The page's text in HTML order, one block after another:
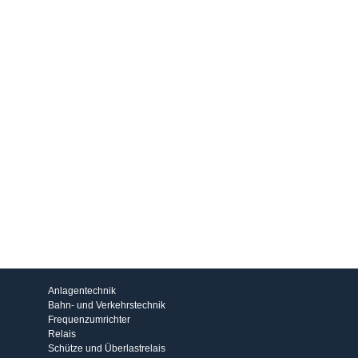
Anlagentechnik
Bahn- und Verkehrstechnik
Frequenzumrichter
Relais
Schütze und Überlastrelais